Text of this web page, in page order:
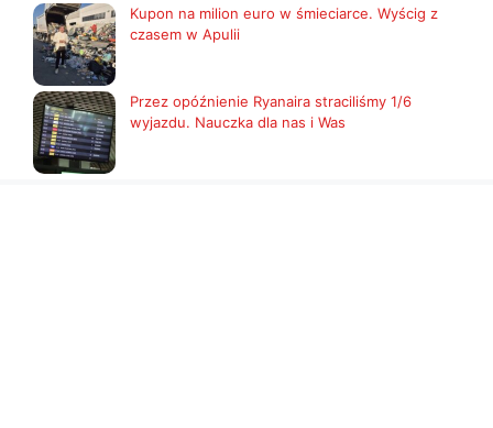
Kupon na milion euro w śmieciarce. Wyścig z
czasem w Apulii
Przez opóźnienie Ryanaira straciliśmy 1/6
wyjazdu. Nauczka dla nas i Was